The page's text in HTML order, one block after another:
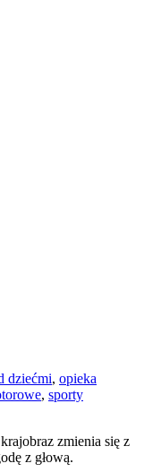
dziećmi, opieka
, sporty
zmienia się z
z głową.